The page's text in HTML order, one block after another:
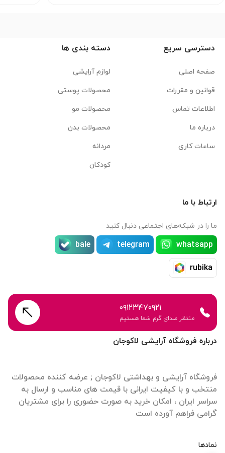
درباره فروشگاه آرایشی لاکوجان
فروشگاه آرایشی و بهداشتی لاکوجان ; عرضه کننده محصولات
منتخب و با کیفیت ایرانی با قیمت های مناسب و ارسال به
سراسر ایران ، امکان خرید به صورت حضوری را برای مشتریان
گرامی فراهم آورده است
نمادها
دسترسی سریع
صفحه اصلی
قوانین و مقررات
اطلاعات تماس
درباره ما
ساعات کاری
دسته بندی ها
لوازم آرایشی
محصولات پوستی
محصولات مو
محصولات بدن
مردانه
کودکان
ارتباط با ما
ما را در شبکه‌های اجتماعی دنبال کنید
whatsapp
telegram
bale
rubika
۰۹۱۲۳۴۷۰۹۲۱
منتظر صدای گرم شما هستیم